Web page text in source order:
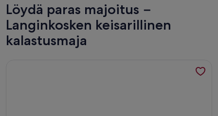
Löydä paras majoitus −
Langinkosken keisarillinen
kalastusmaja
Lisätietoja majoituspaikasta Modern condo close to all the